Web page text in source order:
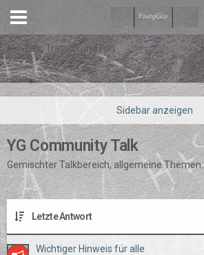
Talk, Tratsch und Fun
YG Community Talk
Gemischter Talkbereich, allgemeine Themen.
Letzte Antwort
Wichtiger Hinweis für alle